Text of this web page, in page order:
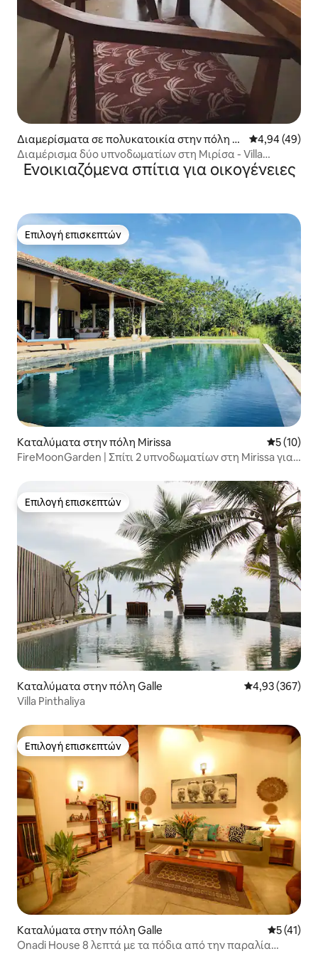
Διαμερίσματα σε πολυκατοικία στην πόλη Mi
rissa
Μέση
4,94 (49)
Διαμέρισμα δύο υπνοδωματίων στη Μιρίσα - Villa
Sweylon!
Ενοικιαζόμενα σπίτια για οικογένειες
Επιλογή επισκεπτών
Επιλογή επισκεπτών
Καταλύματα στην πόλη Mirissa Μέση
5 (10)
FireMoonGarden | Σπίτι 2 υπνοδωματίων στη Mirissa για
Επιλογή επισκεπτών
Επιλογή επισκεπτών
Καταλύματα στην πόλη Galle Μέση
4,93 (367)
Villa Pinthaliya
Επιλογή επισκεπτών
Επιλογή επισκεπτών
Καταλύματα στην πόλη Galle Μέση
5 (41)
Onadi House 8 λεπτά με τα πόδια από την παραλία